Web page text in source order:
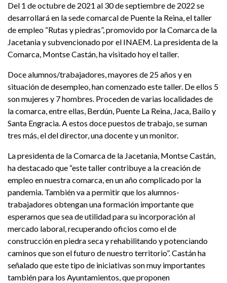
Del 1 de octubre de 2021 al 30 de septiembre de 2022 se
desarrollará en la sede comarcal de Puente la Reina, el taller
de empleo “Rutas y piedras”, promovido por la Comarca de la
Jacetania y subvencionado por el INAEM. La presidenta de la
Comarca, Montse Castán, ha visitado hoy el taller.
Doce alumnos/trabajadores, mayores de 25 años y en
situación de desempleo, han comenzado este taller. De ellos 5
son mujeres y 7 hombres. Proceden de varias localidades de
la comarca, entre ellas, Berdún, Puente La Reina, Jaca, Bailo y
Santa Engracia. A estos doce puestos de trabajo, se suman
tres más, el del director, una docente y un monitor.
La presidenta de la Comarca de la Jacetania, Montse Castán,
ha destacado que “este taller contribuye a la creación de
empleo en nuestra comarca, en un año complicado por la
pandemia. También va a permitir que los alumnos-
trabajadores obtengan una formación importante que
esperamos que sea de utilidad para su incorporación al
mercado laboral, recuperando oficios como el de
construcción en piedra seca y rehabilitando y potenciando
caminos que son el futuro de nuestro territorio”. Castán ha
señalado que este tipo de iniciativas son muy importantes
también para los Ayuntamientos, que proponen